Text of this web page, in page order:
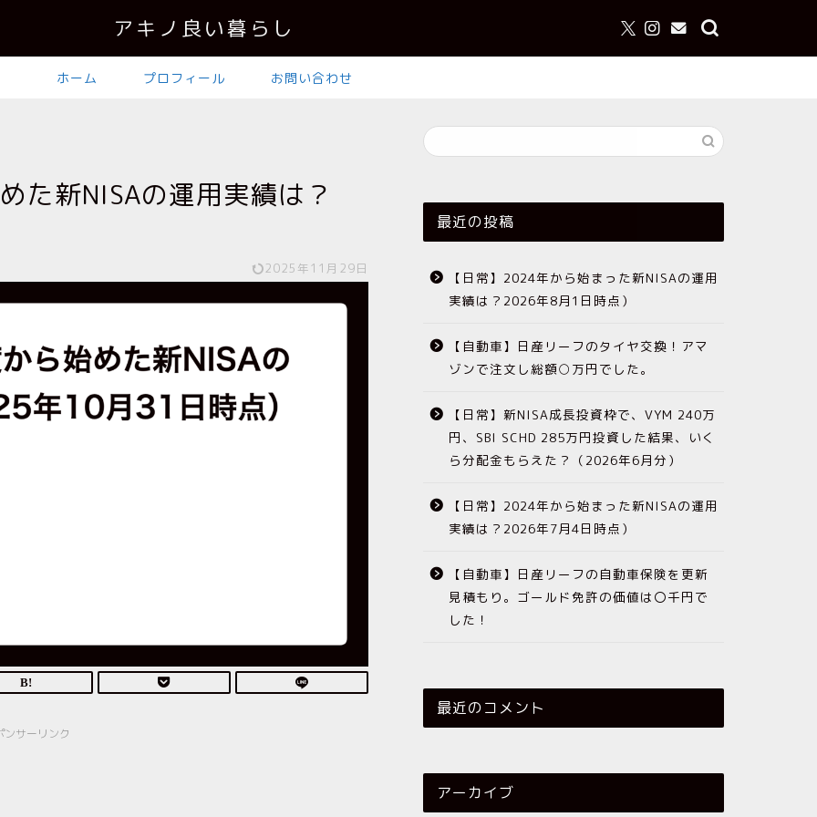
アキノ良い暮らし
ホーム プロフィール お問い合わせ
た新NISAの運用実績は？
2025年11月29日
ンサーリンク
最近の投稿
【日常】2024年から始まった新NISAの運用
実績は？2026年8月1日時点）
【自動車】日産リーフのタイヤ交換！アマ
ゾンで注文し総額○万円でした。
【日常】新NISA成長投資枠で、VYM 240万
円、SBI SCHD 285万円投資した結果、いく
ら分配金もらえた？（2026年6月分）
【日常】2024年から始まった新NISAの運用
実績は？2026年7月4日時点）
【自動車】日産リーフの自動車保険を更新
見積もり。ゴールド免許の価値は〇千円で
した！
最近のコメント
アーカイブ